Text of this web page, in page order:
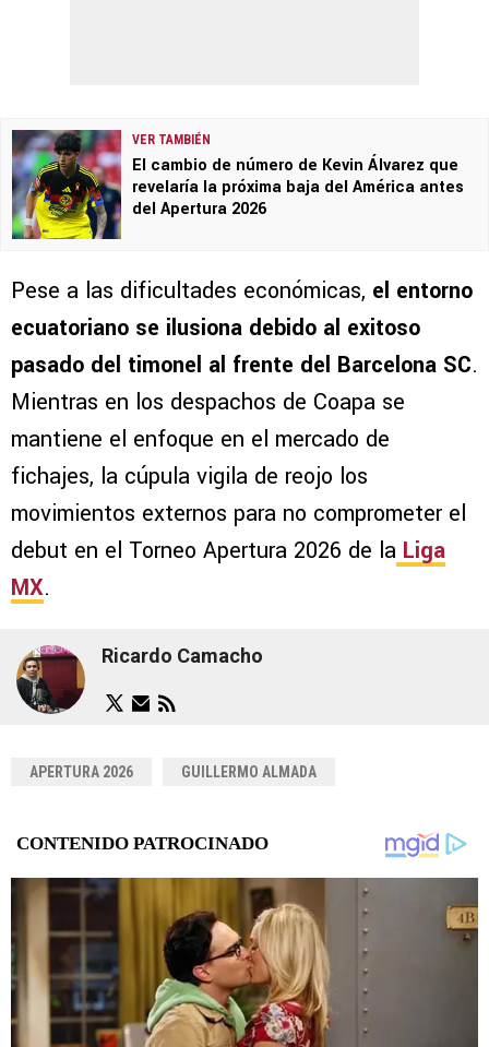
VER TAMBIÉN
El cambio de número de Kevin Álvarez que
revelaría la próxima baja del América antes
del Apertura 2026
Pese a las dificultades económicas, el entorno
ecuatoriano se ilusiona debido al exitoso
pasado del timonel al frente del Barcelona SC.
Mientras en los despachos de Coapa se
mantiene el enfoque en el mercado de
fichajes, la cúpula vigila de reojo los
movimientos externos para no comprometer el
debut en el Torneo Apertura 2026 de la Liga
MX.
Ricardo Camacho
APERTURA 2026 GUILLERMO ALMADA